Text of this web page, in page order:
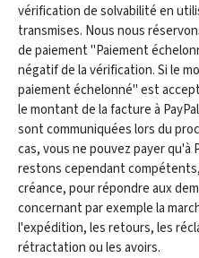
vérification de solvabilité en
transmises. Nous nous
de paiement "Paiement
négatif de la vérification. Si le
paiement échelonné" est
le montant de la facture à
sont communiquées lors du
cas, vous ne pouvez payer qu'à
restons cependant
créance, pour répondre aux
concernant par exemple la
l'expédition, les retours, les
rétractation ou les avoirs.